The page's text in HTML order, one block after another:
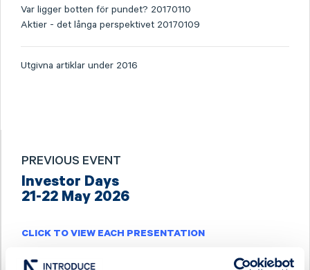
Var ligger botten för pundet? 20170110
Aktier - det långa perspektivet 20170109
Utgivna artiklar under 2016
PREVIOUS EVENT
Investor Days
21-22 May 2026
CLICK TO VIEW EACH PRESENTATION